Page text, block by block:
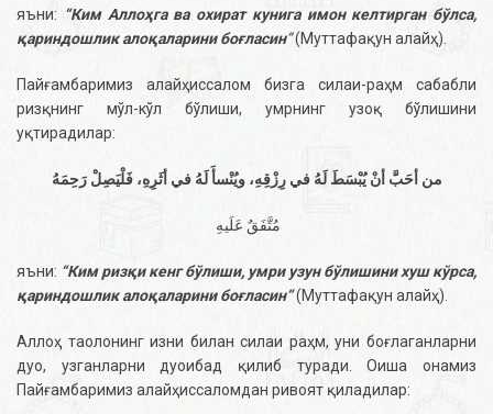
яъни: “Ким Аллоҳга ва охират кунига имон келтирган бўлса,
қариндошлик алоқаларини боғласин”(Муттафақун алайҳ).
Пайғамбаримиз алайҳиссалом бизга силаи-раҳм сабабли
ризқнинг мўл-кўл бўлиши, умрнинг узоқ бўлишини
уқтирадилар:
من أحَبَّ أنْ يُبْسَطَ لَهُ في رِزْقِهِ، ويُنْسأَ لَهُ في أثَرِهِ، فَلْيَصِلْ رَحِمَهُ
яъни: “Ким ризқи кенг бўлиши, умри узун бўлишини хуш кўрса,
қариндошлик алоқаларини боғласин”(Муттафақун алайҳ).
Аллоҳ таолонинг изни билан силаи раҳм, уни боғлаганларни
дуо, узганларни дуоибад қилиб туради. Оиша онамиз
Пайғамбаримиз алайҳиссаломдан ривоят қиладилар: